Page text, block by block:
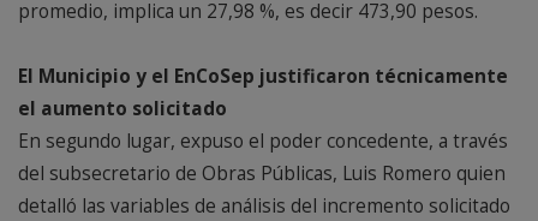
promedio, implica un 27,98 %, es decir 473,90 pesos.
El Municipio y el EnCoSep justificaron técnicamente
el aumento solicitado
En segundo lugar, expuso el poder concedente, a través
del subsecretario de Obras Públicas, Luis Romero quien
detalló las variables de análisis del incremento solicitado